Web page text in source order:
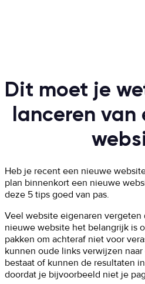
Dit moet je
lanceren van
Heb je recent een nieuwe
plan binnenkort een nieuwe
deze 5 tips goed van pas.
Veel website eigenaren vergeten
nieuwe website het belangrijk is
pakken om achteraf niet voor
kunnen oude links verwijzen
bestaat of kunnen de resultaten
doordat je bijvoorbeeld niet je